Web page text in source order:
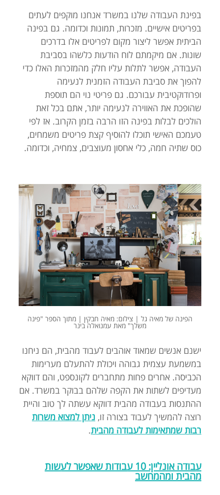
בפינת העבודה שלנו במשרד אנחנו מוקפים לעתים
בפריטים אישיים. מזכרות, תמונות וכדומה. גם בפינה
הביתית אפשר ליצור מקום לפריטים אלו בדרכים
שונות. אם מיקמתם לוח הודעות כלשהו בסביבת
העבודה, אפשר לתלות עליו חלק מהמזכרות האלו כדי
להפוך את סביבת העבודה הזמנית לנעימה
ופרודוקטיבית עבורכם. גם פריטי נוי הם תוספת
שהופכת את האווירה לנעימה יותר, אתם בכל זאת
הולכים לבלות בפינה הזו הרבה בזמן הקרוב. אז לפי
טעמכם האישי תוכלו להוסיף קצת פריטים משמחים,
כוס שתיה חמה, כלי אחסון מעוצבים, צמחיה, וכדומה.
הפינה של מאיה גל | צילום: מאיה חבקין | מתוך הספר "פינה
משלך" מאת עמנואלה בינר
ישנם אנשים שמאוד אוהבים לעבוד מהבית, הם ניחנו
במשמעת עצמית גבוהה ויכולת להתעלם מערימות
הכביסה. אחרים פחות מתחברים לקונספט, והם דווקא
מעדיפים לשתות את הקפה שלהם בבוקר במשרד. אם
ההתנסות בעבודה מהבית דווקא עשתה לך טוב והיית
רוצה להמשיך לעבוד בצורה זו, ניתן למצוא משרות
רבות שמתאימות לעבודה מהבית.
עבודה אונליין: 10 עבודות שאפשר לעשות
מהבית ומהמחשב